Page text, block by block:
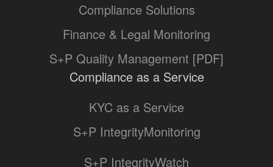
Compliance Solutions
Finance & Legal Monitoring
S+P Quality Management [PDF]
Compliance as a Service
KYC as a Service
S+P IntegrityMonitoring
S+P IntegrityWatch